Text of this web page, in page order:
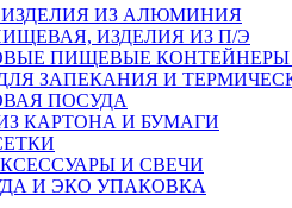
ИЗДЕЛИЯ ИЗ АЛЮМИНИЯ
ИЗДЕЛИЯ ИЗ П/Э
ПИЩЕВЫЕ
ЗАПЕКАНИЯ И
ПОСУДА
КАРТОНА И БУМАГИ
И СВЕЧИ
И ЭКО УПАКОВКА